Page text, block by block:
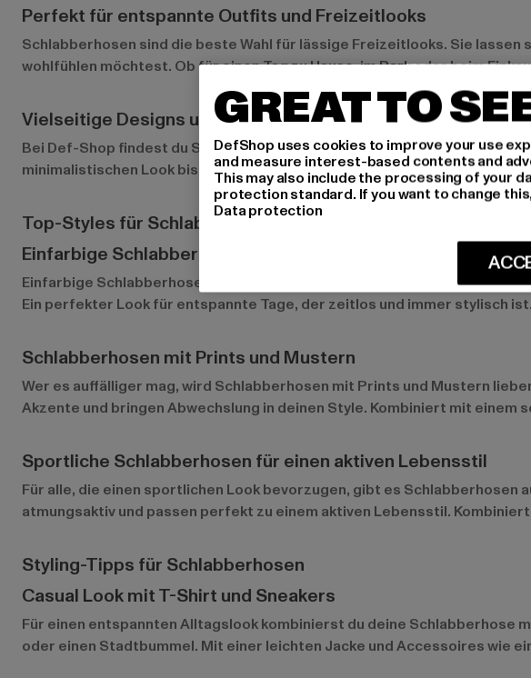
Perfekt für entspannte Outfits und Freizeitlooks
Schlabberhosen sind die beste Wahl für lässige Freizeitlooks. Sie
wohlfühlen möchtest. Ob für einen Tag zu Hause, im Park oder beim
Vielseitige Designs und Farben für jeden Stil
Bei Def-Shop findest du Schlabberhosen in verschiedenen Designs und
minimalistischen Look bis hin zu Hosen mit auffälligen Mustern – die
Top-Styles für Schlabberhosen bei Def-Shop
Einfarbige Schlabberhosen für einen minimalistischen Look
Einfarbige Schlabberhosen
sind ideal für alle, die es schlicht und
Ein perfekter Look für entspannte Tage, der zeitlos und immer stylisch ist.
Schlabberhosen mit Prints und Mustern
Wer es auffälliger mag, wird Schlabberhosen mit Prints und Mustern
Akzente und bringen Abwechslung in deinen Style. Kombiniert mit
Sportliche Schlabberhosen für einen aktiven Lebensstil
Für alle, die einen sportlichen Look bevorzugen, gibt es
atmungsaktiv und passen perfekt zu einem aktiven Lebensstil.
Styling-Tipps für Schlabberhosen
Casual Look mit T-Shirt und Sneakers
Für einen entspannten Alltagslook kombinierst du deine Schlabberhose
oder einen Stadtbummel. Mit einer leichten Jacke und Accessoires wie
GREAT TO
DefShop uses cookies to improve your use
and measure interest-based contents and
This may also include the processing of your
protection standard. If you want to change
Data protection